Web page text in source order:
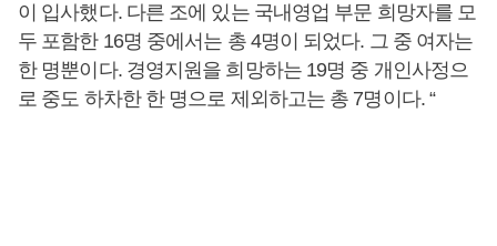
이 입사했다. 다른 조에 있는 국내영업 부문 희망자를 모
두 포함한 16명 중에서는 총 4명이 되었다. 그 중 여자는
한 명뿐이다. 경영지원을 희망하는 19명 중 개인사정으
로 중도 하차한 한 명으로 제외하고는 총 7명이다. “